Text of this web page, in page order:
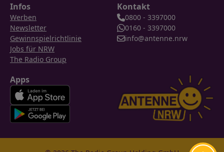
Infos
Werben
Newsletter
Gewinnspielrichtlinie
Jobs für NRW
The Radio Group
Kontakt
0800 - 3397000
0160 - 3397000
info@antenne.nrw
Apps